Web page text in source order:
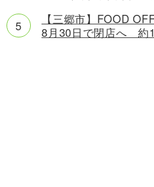
【三郷市】FOOD
8月30日で閉店へ 約